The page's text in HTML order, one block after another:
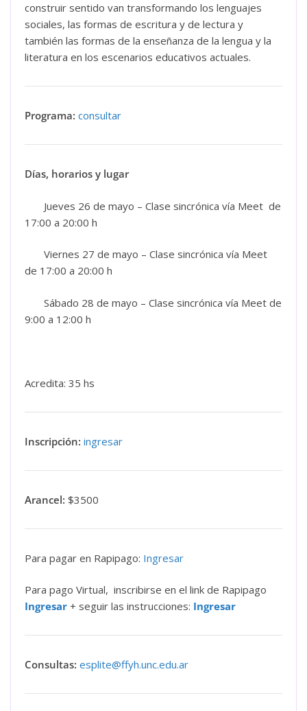
construir sentido van transformando los lenguajes
sociales, las formas de escritura y de lectura y
también las formas de la enseñanza de la lengua y la
literatura en los escenarios educativos actuales.
Programa: consultar
Días, horarios y lugar
Jueves 26 de mayo – Clase sincrónica vía Meet de
17:00 a 20:00 h
Viernes 27 de mayo – Clase sincrónica vía Meet
de 17:00 a 20:00 h
Sábado 28 de mayo – Clase sincrónica vía Meet de
9:00 a 12:00 h
Acredita: 35 hs
Inscripción: ingresar
Arancel: $3500
Para pagar en Rapipago: Ingresar
Para pago Virtual, inscribirse en el link de Rapipago
Ingresar + seguir las instrucciones: Ingresar
Consultas: esplite@ffyh.unc.edu.ar